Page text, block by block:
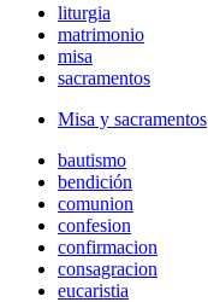
liturgia
matrimonio
misa
sacramentos
Misa y sacramentos
bautismo
bendición
comunion
confesion
confirmacion
consagracion
eucaristia